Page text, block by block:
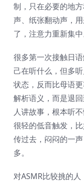
制，只在必要的地
声、纸张翻动声，
了，注意力重新集中
很多第一次接触日
己在听什么，但多
状态，反而比母语
解析语义，而是退
人讲故事，根本听
很轻的低音触发，
传过去，闷闷的一
多。
对ASMR比较挑的